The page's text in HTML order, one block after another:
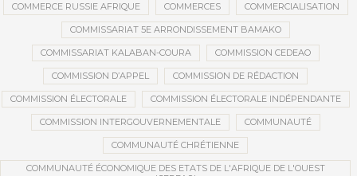
COMMERCE RUSSIE AFRIQUE COMMERCES COMMERCIALISATION
COMMISSARIAT 5E ARRONDISSEMENT BAMAKO
COMMISSARIAT KALABAN-COURA COMMISSION CEDEAO
COMMISSION D’APPEL COMMISSION DE RÉDACTION
COMMISSION ÉLECTORALE COMMISSION ÉLECTORALE INDÉPENDANTE
COMMISSION INTERGOUVERNEMENTALE COMMUNAUTÉ
COMMUNAUTÉ CHRÉTIENNE
COMMUNAUTÉ ÉCONOMIQUE DES ETATS DE L'AFRIQUE DE L'OUEST